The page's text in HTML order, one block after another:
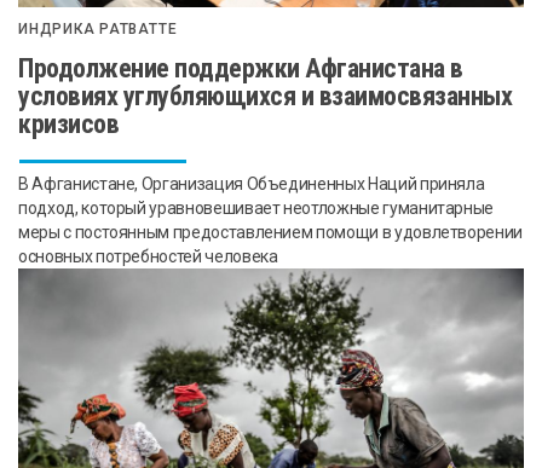
ИНДРИКА РАТВАТТЕ
Продолжение поддержки Афганистана в
условиях углубляющихся и взаимосвязанных
кризисов
В Афганистане, Организация Объединенных Наций приняла
подход, который уравновешивает неотложные гуманитарные
меры с постоянным предоставлением помощи в удовлетворении
основных потребностей человека